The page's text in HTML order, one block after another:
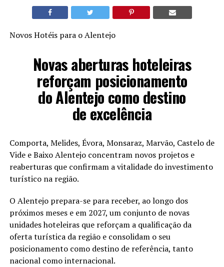
Novos Hotéis para o Alentejo
Novas aberturas hoteleiras
reforçam posicionamento
do Alentejo como destino
de excelência
Comporta, Melides, Évora, Monsaraz, Marvão, Castelo de
Vide e Baixo Alentejo concentram novos projetos e
reaberturas que confirmam a vitalidade do investimento
turístico na região.
O Alentejo prepara-se para receber, ao longo dos
próximos meses e em 2027, um conjunto de novas
unidades hoteleiras que reforçam a qualificação da
oferta turística da região e consolidam o seu
posicionamento como destino de referência, tanto
nacional como internacional.